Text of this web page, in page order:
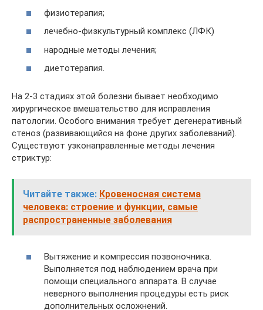
физиотерапия;
лечебно-физкультурный комплекс (ЛФК)
народные методы лечения;
диетотерапия.
На 2-3 стадиях этой болезни бывает необходимо
хирургическое вмешательство для исправления
патологии. Особого внимания требует дегенеративный
стеноз (развивающийся на фоне других заболеваний).
Существуют узконаправленные методы лечения
стриктур:
Читайте также: Кровеносная система
человека: строение и функции, самые
распространенные заболевания
Вытяжение и компрессия позвоночника.
Выполняется под наблюдением врача при
помощи специального аппарата. В случае
неверного выполнения процедуры есть риск
дополнительных осложнений.